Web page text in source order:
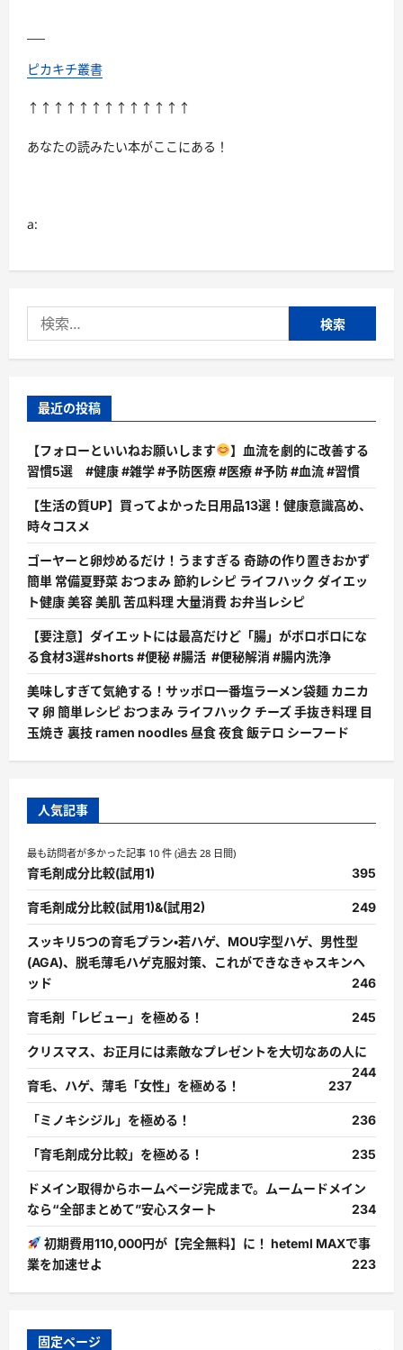
ピカキチ叢書
↑↑↑↑↑↑↑↑↑↑↑↑↑
あなたの読みたい本がここにある！
a:
索:
最近の投稿
【フォローといいねお願いします
】血流を劇的に改善する
習慣5選 #健康 #雑学 #予防医療 #医療 #予防 #血流 #習慣
【生活の質UP】買ってよかった日用品13選！健康意識高め、
時々コスメ
ゴーヤーと卵炒めるだけ！うますぎる 奇跡の作り置きおかず
簡単 常備夏野菜 おつまみ 節約レシピ ライフハック ダイエッ
ト健康 美容 美肌 苦瓜料理 大量消費 お弁当レシピ
【要注意】ダイエットには最高だけど「腸」がボロボロにな
る食材3選#shorts #便秘 #腸活 #便秘解消 #腸内洗浄
美味しすぎて気絶する！サッポロ一番塩ラーメン袋麺 カニカ
マ 卵 簡単レシピ おつまみ ライフハック チーズ 手抜き料理 目
玉焼き 裏技 ramen noodles 昼食 夜食 飯テロ シーフード
人気記事
最も訪問者が多かった記事 10 件 (過去 28 日間)
育毛剤成分比較(試用1) 395
育毛剤成分比較(試用1)&(試用2) 249
スッキリ5つの育毛プラン・若ハゲ、MOU字型ハゲ、男性型
(AGA)、脱毛薄毛ハゲ克服対策、これができなきゃスキンヘ
ッド
246
育毛剤「レビュー」を極める！ 245
クリスマス、お正月には素敵なプレゼントを大切なあの人に
244
育毛、ハゲ、薄毛「女性」を極める！
237
「ミノキシジル」を極める！ 236
「育毛剤成分比較」を極める！ 235
ドメイン取得からホームページ完成まで。ムームードメイン
なら“全部まとめて”安心スタート
234
初期費用110,000円が【完全無料】に！ heteml MAXで事
業を加速せよ
223
固定ページ